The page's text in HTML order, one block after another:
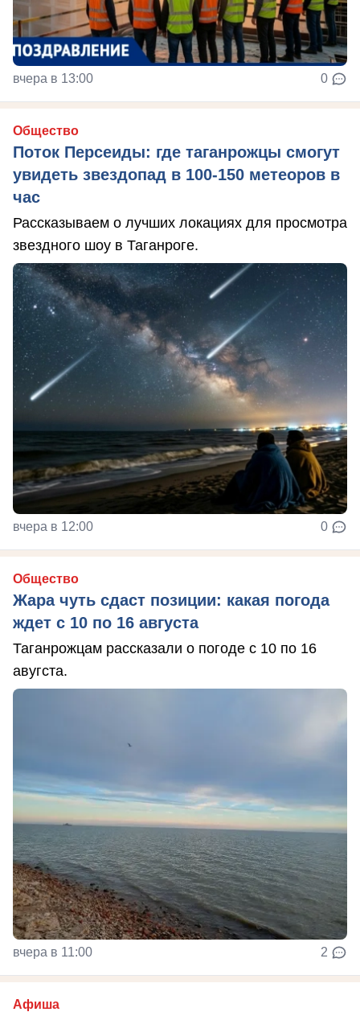
вчера в 13:00 0
Общество
Поток Персеиды: где таганрожцы смогут
увидеть звездопад в 100-150 метеоров в
час
Рассказываем о лучших локациях для просмотра
звездного шоу в Таганроге.
вчера в 12:00 0
Общество
Жара чуть сдаст позиции: какая погода
ждет с 10 по 16 августа
Таганрожцам рассказали о погоде с 10 по 16
авугста.
вчера в 11:00 2
Афиша